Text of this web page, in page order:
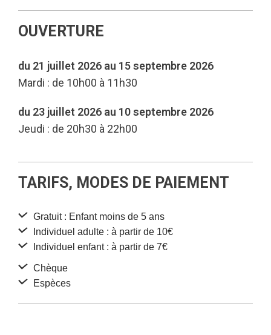
OUVERTURE
du 21 juillet 2026 au 15 septembre 2026
Mardi : de 10h00 à 11h30
du 23 juillet 2026 au 10 septembre 2026
Jeudi : de 20h30 à 22h00
TARIFS, MODES DE PAIEMENT
Gratuit : Enfant moins de 5 ans
Individuel adulte : à partir de 10€
Individuel enfant : à partir de 7€
Chèque
Espèces